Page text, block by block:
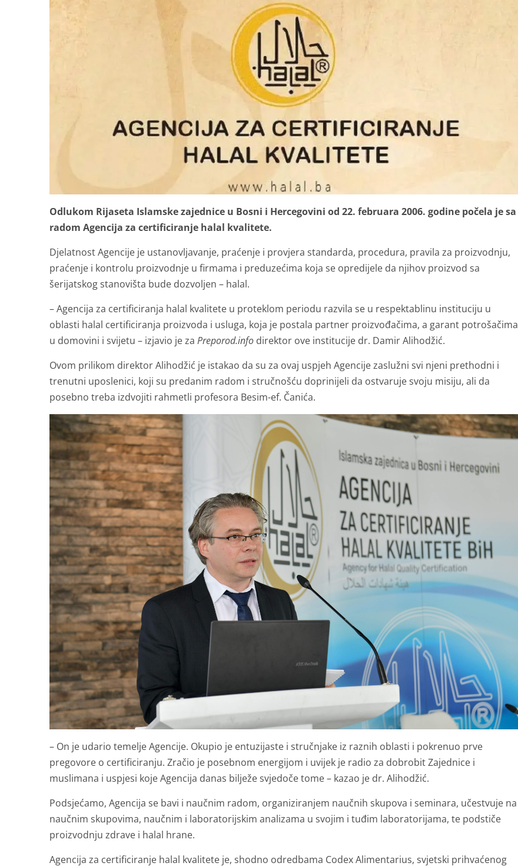
Odlukom Rijaseta Islamske zajednice u Bosni i Hercegovini od 22. februara 2006. godine počela je sa
radom Agencija za certificiranje halal kvalitete.
Djelatnost Agencije je ustanovljavanje, praćenje i provjera standarda, procedura, pravila za proizvodnju,
praćenje i kontrolu proizvodnje u firmama i preduzećima koja se opredijele da njihov proizvod sa
šerijatskog stanovišta bude dozvoljen – halal.
– Agencija za certificiranja halal kvalitete u proteklom periodu razvila se u respektablinu instituciju u
oblasti halal certificiranja proizvoda i usluga, koja je postala partner proizvođačima, a garant potrošačima
u domovini i svijetu – izjavio je za Preporod.info direktor ove institucije dr. Damir Alihodžić.
Ovom prilikom direktor Alihodžić je istakao da su za ovaj uspjeh Agencije zaslužni svi njeni prethodni i
trenutni uposlenici, koji su predanim radom i stručnošću doprinijeli da ostvaruje svoju misiju, ali da
posebno treba izdvojiti rahmetli profesora Besim-ef. Čanića.
– On je udario temelje Agencije. Okupio je entuzijaste i stručnjake iz raznih oblasti i pokrenuo prve
pregovore o certificiranju. Zračio je posebnom energijom i uvijek je radio za dobrobit Zajednice i
muslimana i uspjesi koje Agencija danas bilježe svjedoče tome – kazao je dr. Alihodžić.
Podsjećamo, Agencija se bavi i naučnim radom, organiziranjem naučnih skupova i seminara, učestvuje na
naučnim skupovima, naučnim i laboratorijskim analizama u svojim i tuđim laboratorijama, te podstiče
proizvodnju zdrave i halal hrane.
Agencija za certificiranje halal kvalitete je, shodno odredbama Codex Alimentarius, svjetski prihvaćenog